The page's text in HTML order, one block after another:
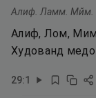
Алиф. Ламм. Мйм.
Алиф, Лом,
Худованд
29:1